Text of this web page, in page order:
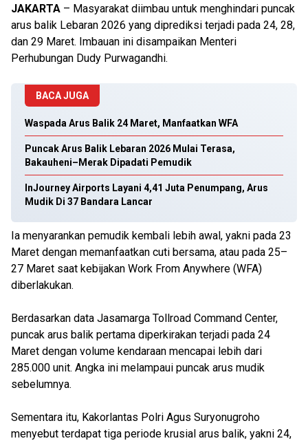
JAKARTA – Masyarakat diimbau untuk menghindari puncak
arus balik Lebaran 2026 yang diprediksi terjadi pada 24, 28,
dan 29 Maret. Imbauan ini disampaikan Menteri
Perhubungan Dudy Purwagandhi.
BACA JUGA
Waspada Arus Balik 24 Maret, Manfaatkan WFA
Puncak Arus Balik Lebaran 2026 Mulai Terasa,
Bakauheni–Merak Dipadati Pemudik
InJourney Airports Layani 4,41 Juta Penumpang, Arus
Mudik Di 37 Bandara Lancar
Ia menyarankan pemudik kembali lebih awal, yakni pada 23
Maret dengan memanfaatkan cuti bersama, atau pada 25–
27 Maret saat kebijakan Work From Anywhere (WFA)
diberlakukan.
Berdasarkan data Jasamarga Tollroad Command Center,
puncak arus balik pertama diperkirakan terjadi pada 24
Maret dengan volume kendaraan mencapai lebih dari
285.000 unit. Angka ini melampaui puncak arus mudik
sebelumnya.
Sementara itu, Kakorlantas Polri Agus Suryonugroho
menyebut terdapat tiga periode krusial arus balik, yakni 24,